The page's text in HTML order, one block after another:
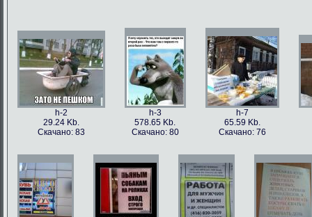
h-2
29.24 Kb.
Скачано: 83
h-3
578.65 Kb.
Скачано: 80
h-7
65.59 Kb.
Скачано: 76